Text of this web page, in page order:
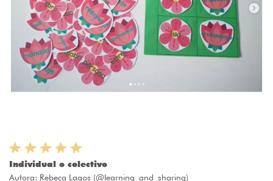
Individual o colectivo
Autora: Rebeca Lagos (@learning_and_sharing)